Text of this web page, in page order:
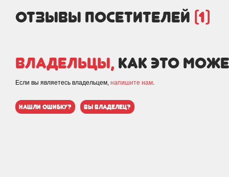
отзывы посетителей (1)
Владельцы, как это
Если вы являетесь владельцем, напишите нам.
нашли ошибку? вы владелец?